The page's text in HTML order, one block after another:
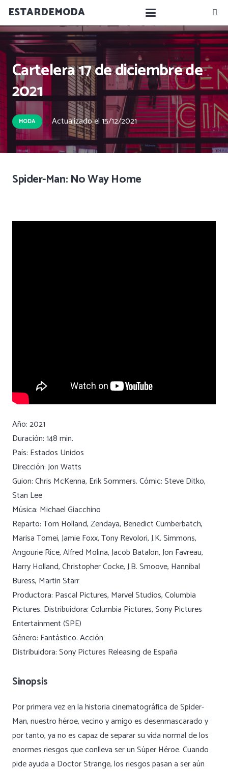
ESTARDEMODA
Cartelera 17 de diciembre de
2021
MODA Actualizado el15/12/2021
Spider-Man: No Way Home
Año: 2021
Duración: 148 min.
País: Estados Unidos
Dirección: Jon Watts
Guion: Chris McKenna, Erik Sommers. Cómic: Steve Ditko,
Stan Lee
Música: Michael Giacchino
Reparto: Tom Holland, Zendaya, Benedict Cumberbatch,
Marisa Tomei, Jamie Foxx, Tony Revolori, J.K. Simmons,
Angourie Rice, Alfred Molina, Jacob Batalon, Jon Favreau,
Harry Holland, Christopher Cocke, J.B. Smoove, Hannibal
Buress, Martin Starr
Productora: Pascal Pictures, Marvel Studios, Columbia
Pictures. Distribuidora: Columbia Pictures, Sony Pictures
Entertainment (SPE)
Género: Fantástico. Acción
Distribuidora: Sony Pictures Releasing de España
Sinopsis
Por primera vez en la historia cinematográfica de Spider-
Man, nuestro héroe, vecino y amigo es desenmascarado y
por tanto, ya no es capaz de separar su vida normal de los
enormes riesgos que conlleva ser un Súper Héroe. Cuando
pide ayuda a Doctor Strange, los riesgos pasan a ser aún